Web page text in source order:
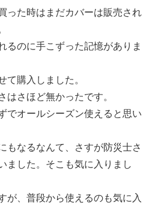
った時はまだカバーは販売され
るのに手こずった記憶がありま
て購入しました。
はさほど無かったです。
でオールシーズン使えると思い
もなるなんて、さすが防災士さ
ました。そこも気に入りまし
が、普段から使えるのも気に入